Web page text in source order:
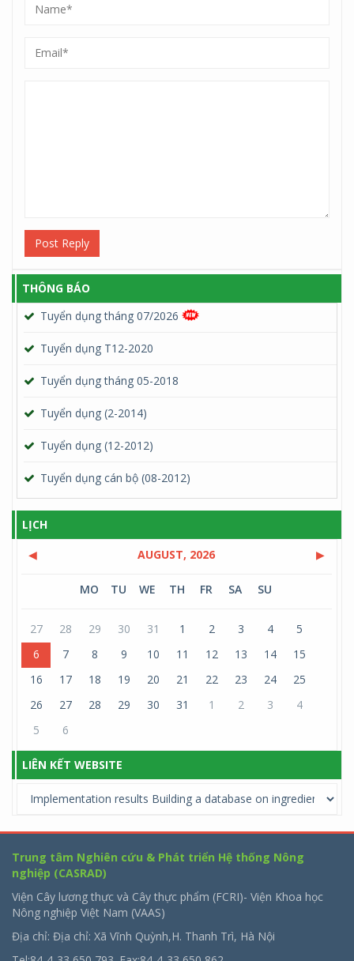
Post Reply
THÔNG BÁO
Tuyển dụng tháng 07/2026
Tuyển dụng T12-2020
Tuyển dụng tháng 05-2018
Tuyển dụng (2-2014)
Tuyển dụng (12-2012)
Tuyển dụng cán bộ (08-2012)
LỊCH
◀
AUGUST, 2026 ▶
MO TU WE TH FR SA SU
27 28 29 30 31 1 2 3 4
5
6
7 8 9 10 11 12 13 14
15
16
17 18 19 20 21 22 23 24
25
26
27 28 29 30 31 1 2 3
4
5
6
LIÊN KẾT WEBSITE
Trung tâm Nghiên cứu & Phát triển Hệ thống Nông
nghiệp (CASRAD)
Viện Cây lương thực và Cây thực phẩm (FCRI)- Viện Khoa học
Nông nghiệp Việt Nam (VAAS)
Địa chỉ: Địa chỉ: Xã Vĩnh Quỳnh,H. Thanh Trì, Hà Nội